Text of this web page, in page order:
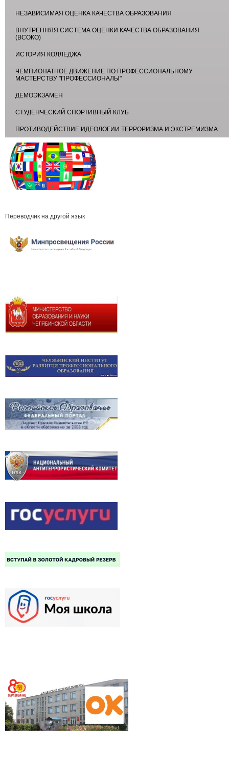
НЕЗАВИСИМАЯ ОЦЕНКА КАЧЕСТВА ОБРАЗОВАНИЯ
ВНУТРЕННЯЯ СИСТЕМА ОЦЕНКИ КАЧЕСТВА ОБРАЗОВАНИЯ
(ВСОКО)
ИСТОРИЯ КОЛЛЕДЖА
ЧЕМПИОНАТНОЕ ДВИЖЕНИЕ ПО ПРОФЕССИОНАЛЬНОМУ
МАСТЕРСТВУ "ПРОФЕССИОНАЛЫ"
ДЕМОЭКЗАМЕН
СТУДЕНЧЕСКИЙ СПОРТИВНЫЙ КЛУБ
ПРОТИВОДЕЙСТВИЕ ИДЕОЛОГИИ ТЕРРОРИЗМА И ЭКСТРЕМИЗМА
Переводчик на другой язык